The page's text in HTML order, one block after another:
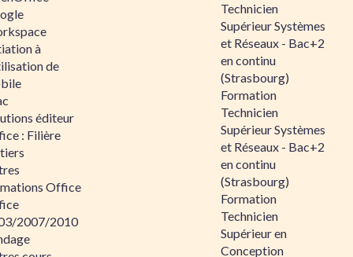
à
de
éditeur
: Filière
Office
2007/2010
Technicien
Supérieur Systèmes
et Réseaux - Bac+2
en continu
(Strasbourg)
Formation
Technicien
Supérieur Systèmes
et Réseaux - Bac+2
en continu
(Strasbourg)
Formation
Technicien
Supérieur en
Conception